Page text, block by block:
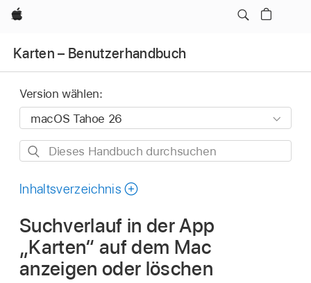
Apple
Karten – Benutzerhandbuch
Version wählen:
Dieses
durchsuchen
Inhaltsverzeichnis
Suchverlauf in der App
„Karten“ auf dem Mac
anzeigen oder löschen